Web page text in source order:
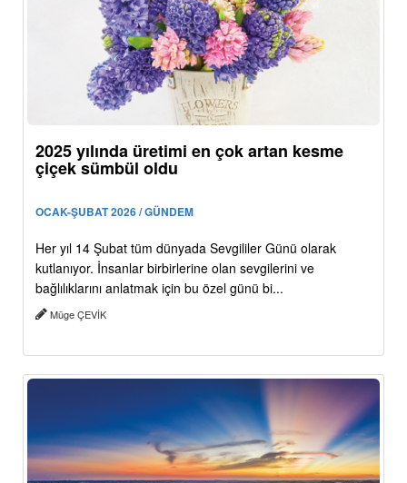
2025 yılında üretimi en çok artan kesme
çiçek sümbül oldu
OCAK-ŞUBAT 2026 / GÜNDEM
Her yıl 14 Şubat tüm dünyada Sevgililer Günü olarak
kutlanıyor. İnsanlar birbirlerine olan sevgilerini ve
bağlılıklarını anlatmak için bu özel günü bi...
Müge ÇEVİK